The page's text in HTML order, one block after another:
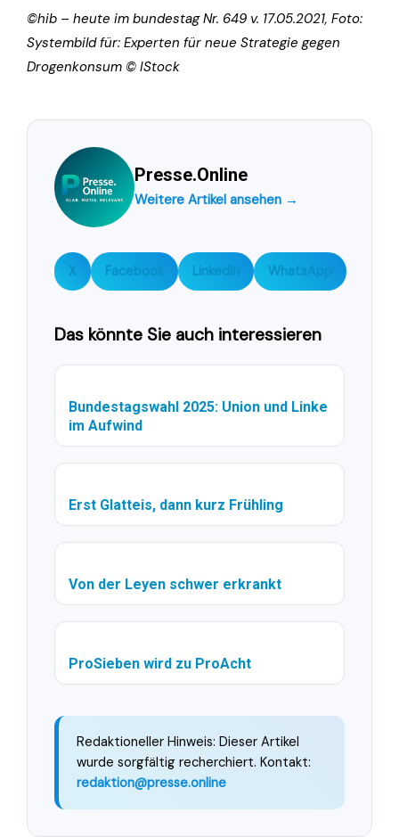
©hib – heute im bundestag Nr. 649 v. 17.05.2021, Foto:
Systembild für: Experten für neue Strategie gegen
Drogenkonsum © IStock
Presse.Online
Weitere Artikel ansehen →
X Facebook LinkedIn WhatsApp
Das könnte Sie auch interessieren
Bundestagswahl 2025: Union und Linke
im Aufwind
Erst Glatteis, dann kurz Frühling
Von der Leyen schwer erkrankt
ProSieben wird zu ProAcht
Redaktioneller Hinweis: Dieser Artikel
wurde sorgfältig recherchiert. Kontakt:
redaktion@presse.online